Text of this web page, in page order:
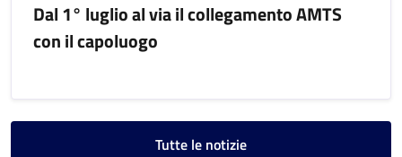
Dal 1° luglio al via il collegamento AMTS
con il capoluogo
Tutte le notizie